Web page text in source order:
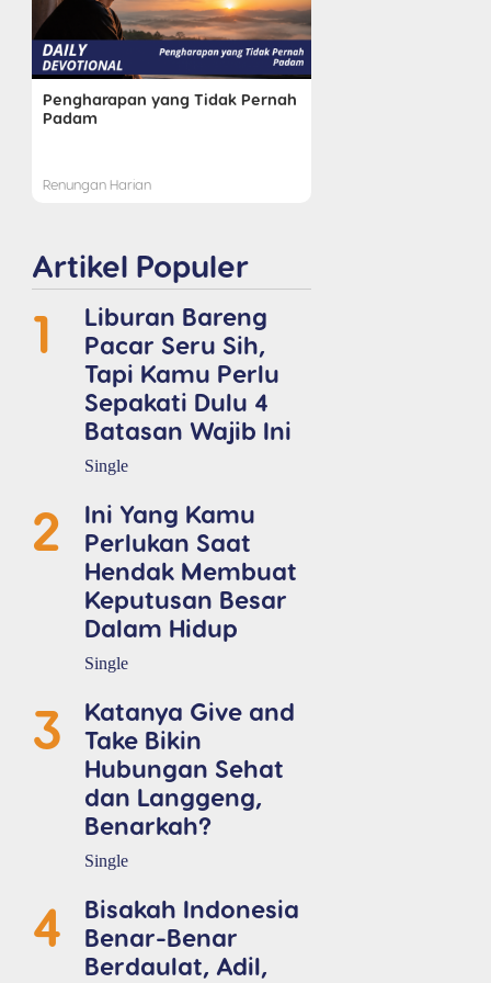
Pengharapan yang Tidak Pernah
Padam
Renungan Harian
Artikel Populer
1
Liburan Bareng
Pacar Seru Sih,
Tapi Kamu Perlu
Sepakati Dulu 4
Batasan Wajib Ini
Single
2
Ini Yang Kamu
Perlukan Saat
Hendak Membuat
Keputusan Besar
Dalam Hidup
Single
3
Katanya Give and
Take Bikin
Hubungan Sehat
dan Langgeng,
Benarkah?
Single
4
Bisakah Indonesia
Benar-Benar
Berdaulat, Adil,